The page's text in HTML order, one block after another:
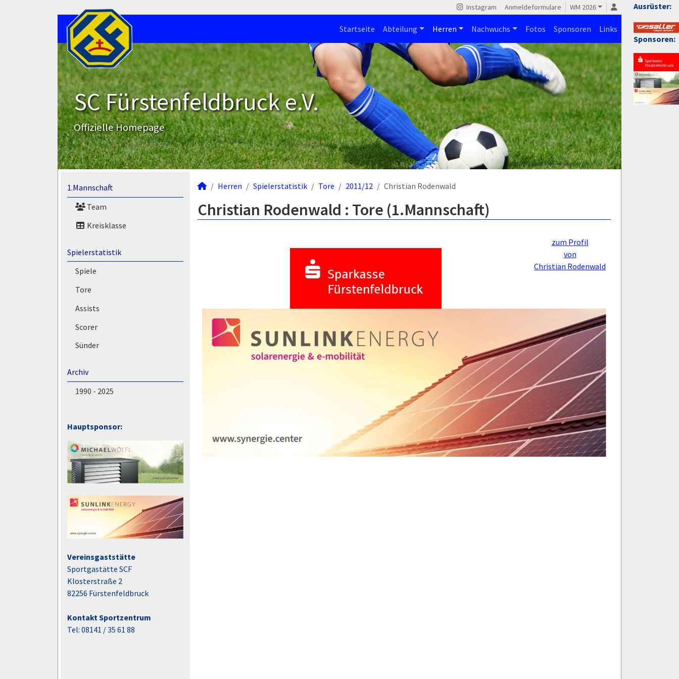
Ausrüster:
Sponsoren:
Instagram Anmeldeformulare WM 2026
Startseite Abteilung Herren Nachwuchs Fotos Sponsoren Links
SC Fürstenfeldbruck e.V.
Offizielle Homepage
1.Mannschaft
Team
Kreisklasse
Spielerstatistik
Spiele
Tore
Assists
Scorer
Sünder
Archiv
1990 - 2025
Hauptsponsor:
Vereinsgaststätte
Sportgastätte SCF
Klosterstraße 2
82256 Fürstenfeldbruck
Kontakt Sportzentrum
Tel: 08141 / 35 61 88
Herren Spielerstatistik Tore 2011/12 Christian Rodenwald
Christian Rodenwald : Tore (1.Mannschaft)
zum Profil
von
Christian Rodenwald